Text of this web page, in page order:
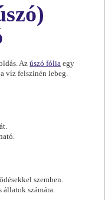
Azúszó fólia egy
víz felszínén lebeg.
szemben.
számára.